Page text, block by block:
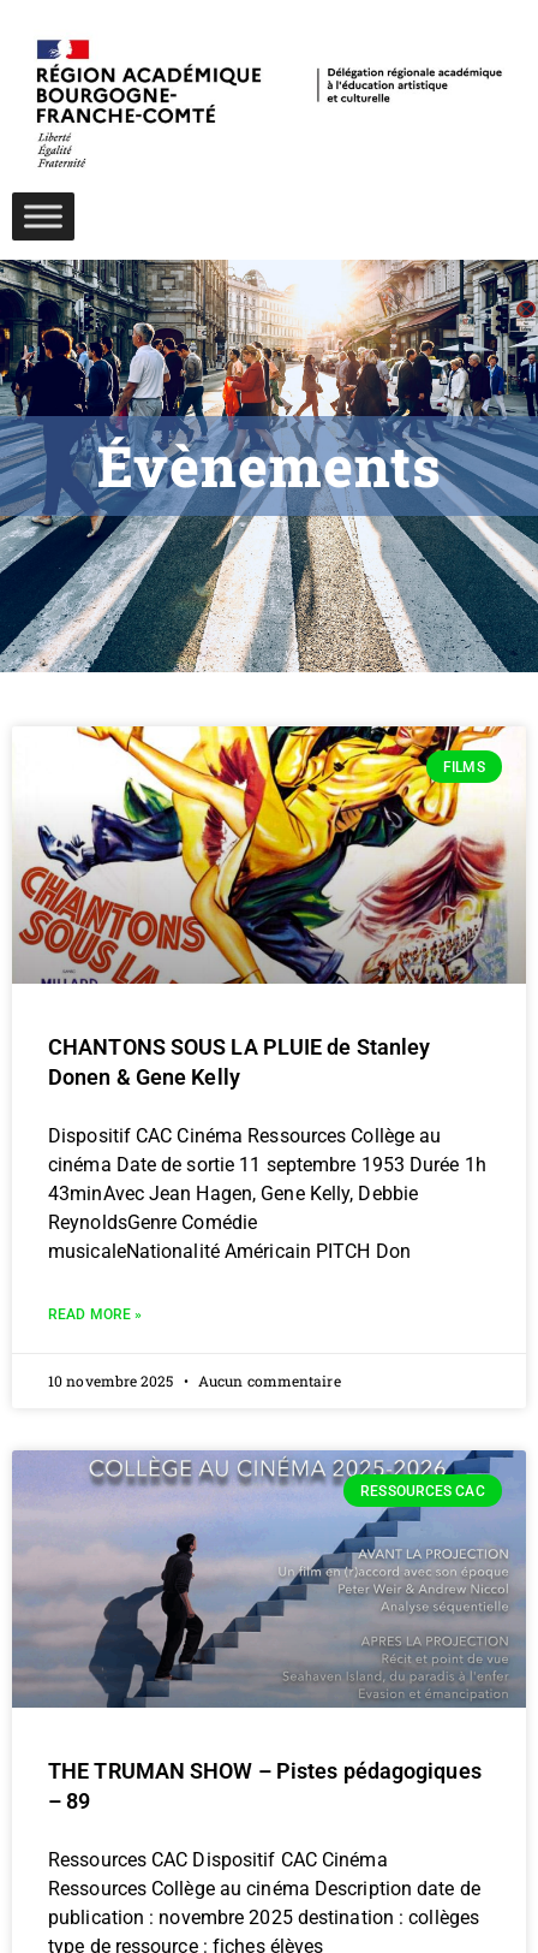
Évènements
FILMS
CHANTONS SOUS LA PLUIE de Stanley
Donen & Gene Kelly
Dispositif CAC Cinéma Ressources Collège au
cinéma Date de sortie 11 septembre 1953 Durée 1h
43minAvec Jean Hagen, Gene Kelly, Debbie
ReynoldsGenre Comédie
musicaleNationalité Américain PITCH Don
READ MORE »
10 novembre 2025 Aucun commentaire
RESSOURCES CAC
THE TRUMAN SHOW – Pistes pédagogiques
– 89
Ressources CAC Dispositif CAC Cinéma
Ressources Collège au cinéma Description date de
publication : novembre 2025 destination : collèges
type de ressource : fiches élèves